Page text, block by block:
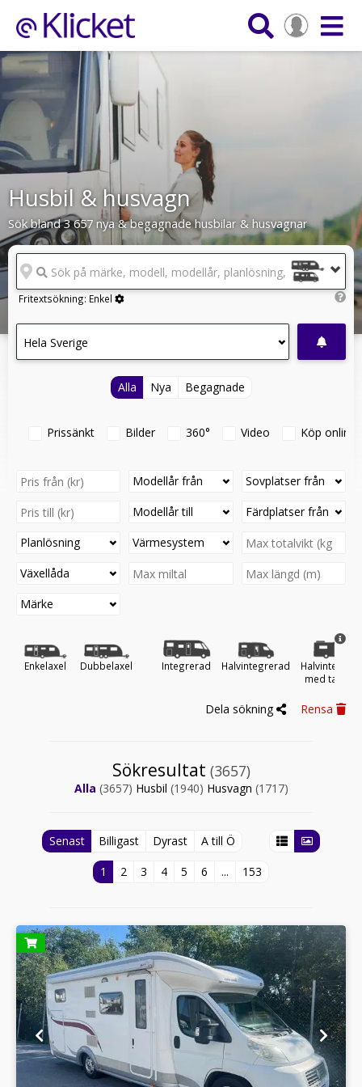
Husbil & husvagn
Sök bland 3 657 nya & begagnade husbilar & husvagnar
Sök på märke, modell, modellår, planlösning, reg.nr
Fritextsökning: Enkel
Hela Sverige
Alla Nya Begagnade
Prissänkt Bilder 360° Video Köp online
Modellår från
Modellår till
Sovplatser från
Färdplatser från
Planlösning
Växellåda
Värmesystem
Märke
Enkelaxel Dubbelaxel Integrerad Halvintegrerad
med
Dela sökning Rensa
Sökresultat (3657)
Alla (3657) Husbil (1940) Husvagn (1717)
Senast Billigast Dyrast
A till Ö
1
2 3 4 5 6 ... 153